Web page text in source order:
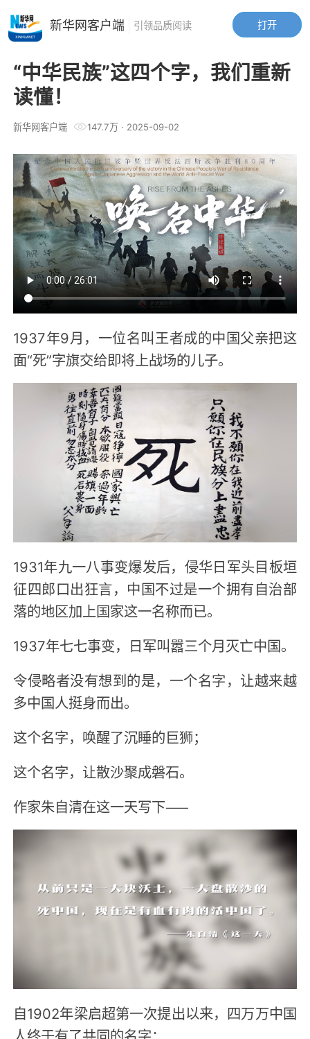
“中华民族”这四个字，我们重新
读懂！
新华网客户端 147.7万· 2025-09-02
1937年9月，一位名叫王者成的中国父亲把这
面“死”字旗交给即将上战场的儿子。
1931年九一八事变爆发后，侵华日军头目板垣
征四郎口出狂言，中国不过是一个拥有自治部
落的地区加上国家这一名称而已。
1937年七七事变，日军叫嚣三个月灭亡中国。
令侵略者没有想到的是，一个名字，让越来越
多中国人挺身而出。
这个名字，唤醒了沉睡的巨狮；
这个名字，让散沙聚成磐石。
作家朱自清在这一天写下——
自1902年梁启超第一次提出以来，四万万中国
打开
新华网客户端 引领品质阅读